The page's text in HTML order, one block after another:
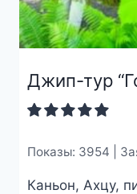
Джип-тур
Показы: 3954 |
Каньон, Ахцу,